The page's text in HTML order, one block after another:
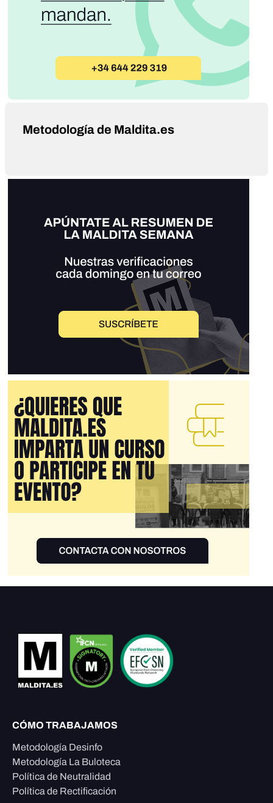
Metodología de Maldita.es
CÓMO TRABAJAMOS
Metodología Desinfo
Metodología La Buloteca
Política de Neutralidad
Política de Rectificación